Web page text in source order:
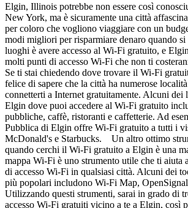
Elgin, Illinois potrebbe non essere così
New York, ma è sicuramente una città
per coloro che vogliono viaggiare con un
modi migliori per risparmiare denaro quando
luoghi è avere accesso al Wi-Fi gratuito, e
molti punti di accesso Wi-Fi che non ti
Se ti stai chiedendo dove trovare il Wi-Fi
felice di sapere che la città ha numerose
connetterti a Internet gratuitamente. Alcuni
Elgin dove puoi accedere al Wi-Fi gratuito
pubbliche, caffè, ristoranti e caffetterie. Ad
Pubblica di Elgin offre Wi-Fi gratuito a tutti i
McDonald's e Starbucks. Un altro ottimo
quando cerchi il Wi-Fi gratuito a Elgin è una
mappa Wi-Fi è uno strumento utile che ti aiuta
di accesso Wi-Fi in qualsiasi città. Alcuni dei
più popolari includono Wi-Fi Map,
Utilizzando questi strumenti, sarai in grado di
accesso Wi-Fi gratuiti vicino a te a Elgin, così